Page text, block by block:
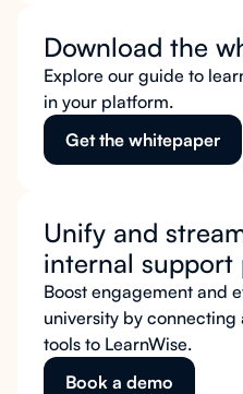
Download the
Explore our guide to
in your platform.
Get the whitepaper
Unify and
internal support
Boost engagement and
university by connecting
tools to LearnWise.
Book a demo